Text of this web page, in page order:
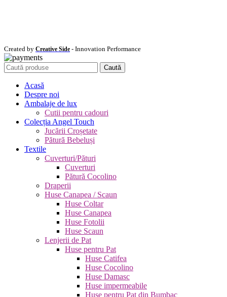
Created by Creative Side - Innovation Performance
Caută
Acasă
Despre noi
Ambalaje de lux
Cutii pentru cadouri
Colecția Angel Touch
Jucării Croșetate
Pătură Bebeluși
Textile
Cuverturi/Pături
Cuverturi
Pătură Cocolino
Draperii
Huse Canapea / Scaun
Huse Coltar
Huse Canapea
Huse Fotolii
Huse Scaun
Lenjerii de Pat
Huse pentru Pat
Huse Catifea
Huse Cocolino
Huse Damasc
Huse impermeabile
Huse pentru Pat din Bumbac